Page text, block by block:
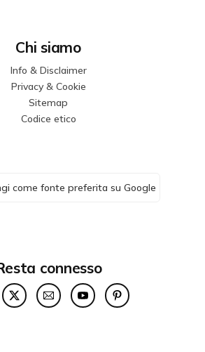
Chi siamo
Info & Disclaimer
Privacy & Cookie
Sitemap
Codice etico
come fonte preferita su Google
connesso